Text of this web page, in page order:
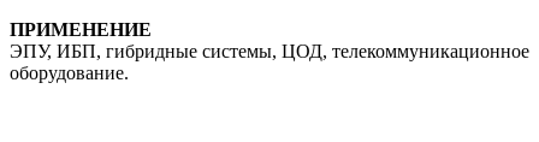
ПРИМЕНЕНИЕ
ЭПУ, ИБП, гибридные системы, ЦОД, телекоммуникационное
оборудование.